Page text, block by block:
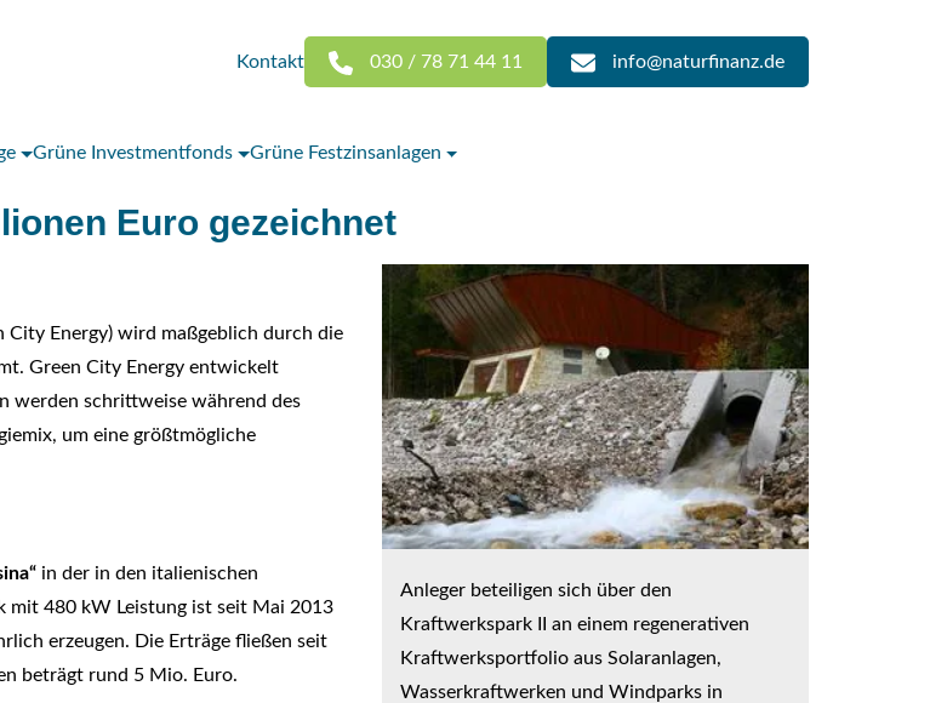
Kontakt 030 / 78 71 44 11 info@naturfinanz.de
Grüne Investmentfonds Grüne Festzinsanlagen
Euro gezeichnet
City Energy) wird maßgeblich durch die
Green City Energy entwickelt
werden schrittweise während des
um eine größtmögliche
in der in den italienischen
mit 480 kW Leistung ist seit Mai 2013
erzeugen. Die Erträge fließen seit
beträgt rund 5 Mio. Euro.
Anleger beteiligen sich über den
Kraftwerkspark II an einem regenerativen
Kraftwerksportfolio aus Solaranlagen,
Wasserkraftwerken und Windparks in